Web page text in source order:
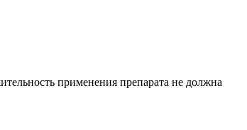
применения препарата не должна